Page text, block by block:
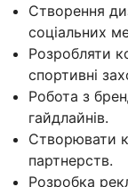
Створення
соціальних
Розробляти
спортивні
Робота з
гайдлайнів.
Створювати
партнерств.
Розробка